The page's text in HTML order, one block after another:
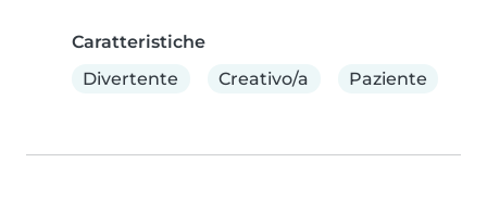
Caratteristiche
Divertente
Creativo/a Paziente